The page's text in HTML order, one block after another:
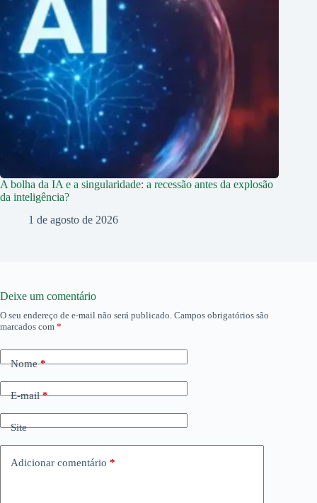
A bolha da IA e a singularidade: a recessão antes da explosão
da inteligência?
1 de agosto de 2026
Deixe um comentário
O seu endereço de e-mail não será publicado. Campos obrigatórios são
marcados com *
Nome*
E-mail*
Site
Adicionar comentário *